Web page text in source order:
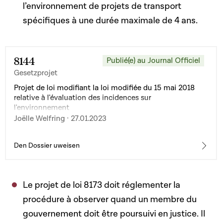
l’environnement de projets de transport
spécifiques à une durée maximale de 4 ans.
8144
Gesetzprojet
Publié(e) au Journal Officiel
Projet de loi modifiant la loi modifiée du 15 mai 2018
relative à l'évaluation des incidences sur
l'environnement
Joëlle Welfring · 27.01.2023
Den Dossier uweisen
Le projet de loi 8173 doit réglementer la
procédure à observer quand un membre du
gouvernement doit être poursuivi en justice. Il